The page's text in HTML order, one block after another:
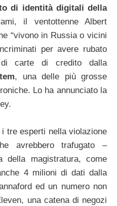
di identità digitali della
il ventottenne Albert
“vivono in Russia o vicini
per avere rubato
carte di credito dalla
, una delle più grosse
Lo ha annunciato la
i tre esperti nella violazione
avrebbero trafugato –
della magistratura, come
4 milioni di dati dalla
ed un numero non
una catena di negozi